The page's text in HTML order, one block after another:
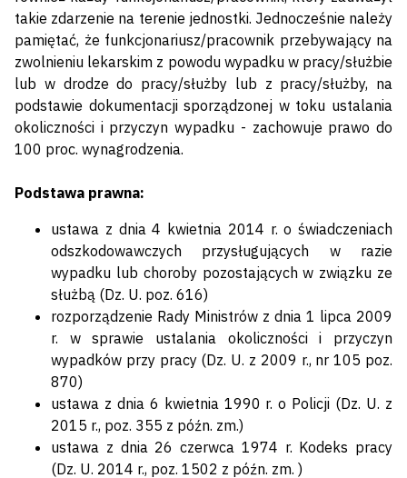
takie zdarzenie na terenie jednostki. Jednocześnie należy
pamiętać, że funkcjonariusz/pracownik przebywający na
zwolnieniu lekarskim z powodu wypadku w pracy/służbie
lub w drodze do pracy/służby lub z pracy/służby, na
podstawie dokumentacji sporządzonej w toku ustalania
okoliczności i przyczyn wypadku - zachowuje prawo do
100 proc. wynagrodzenia.
Podstawa prawna:
ustawa z dnia 4 kwietnia 2014 r. o świadczeniach
odszkodowawczych przysługujących w razie
wypadku lub choroby pozostających w związku ze
służbą (Dz. U. poz. 616)
rozporządzenie Rady Ministrów z dnia 1 lipca 2009
r. w sprawie ustalania okoliczności i przyczyn
wypadków przy pracy (Dz. U. z 2009 r., nr 105 poz.
870)
ustawa z dnia 6 kwietnia 1990 r. o Policji (Dz. U. z
2015 r., poz. 355 z późn. zm.)
ustawa z dnia 26 czerwca 1974 r. Kodeks pracy
(Dz. U. 2014 r., poz. 1502 z późn. zm. )